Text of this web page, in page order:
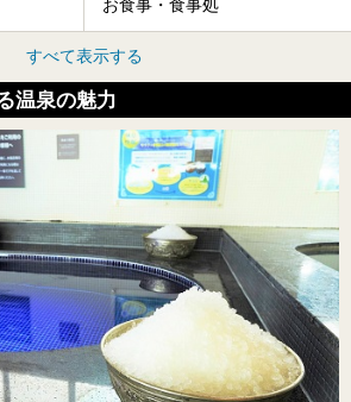
お食事・食事処
すべて表示する
温泉の魅力